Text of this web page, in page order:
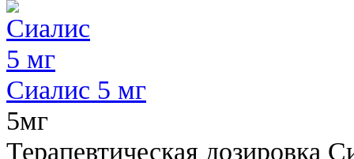
Сиалис 5 мг
5мг
Терапевтическая дозировка